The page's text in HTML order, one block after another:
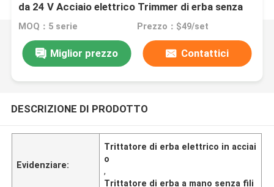
da 24 V Acciaio elettrico Trimmer di erba senza
fili
MOQ：5 serie Prezzo：$49/set
Miglior prezzo Contattici
DESCRIZIONE DI PRODOTTO
Evidenziare:
Trittatore di erba elettrico in acciai
o
,
Trittatore di erba a mano senza fili